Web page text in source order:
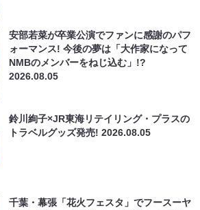
安部若菜が卒業公演でファンに感謝のパフ
ォーマンス! 今後の夢は「大作家になって
NMBのメンバーをねじ込む」!?
2026.08.05
鈴川絢子×JR東海リテイリング・プラスの
トラベルグッズ発売!2026.08.05
千葉・幕張「花火フェスタ」でフースーヤ